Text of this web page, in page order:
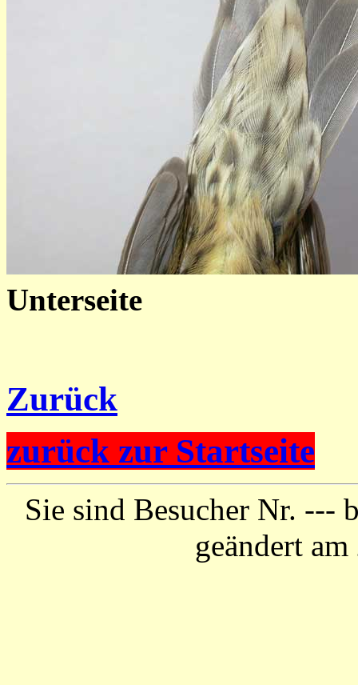
Unterseite
Zurück
zurück zur Startseite
Sie sind Besucher Nr. ---
geändert